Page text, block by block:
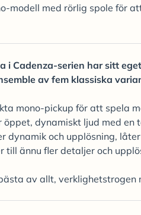
modell med rörlig spole för
i Cadenza-serien har sitt
av fem klassiska
mono-pickup för att spela
öppet, dynamiskt ljud med en
dynamik och upplösning,
till ännu fler detaljer och
av allt, verklighetstrogen